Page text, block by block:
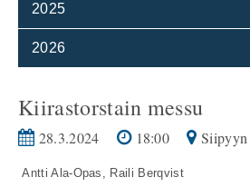
2025
2026
Kiirastorstain messu
28.3.2024 18:00
Antti Ala-Opas, Raili Berqvist